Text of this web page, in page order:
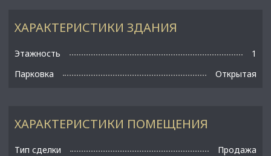
ХАРАКТЕРИСТИКИ ПОМЕЩЕНИЯ
Тип сделки
Продажа
ХАРАКТЕРИСТИКИ ЗДАНИЯ
Этажность
1
Парковка
Открытая